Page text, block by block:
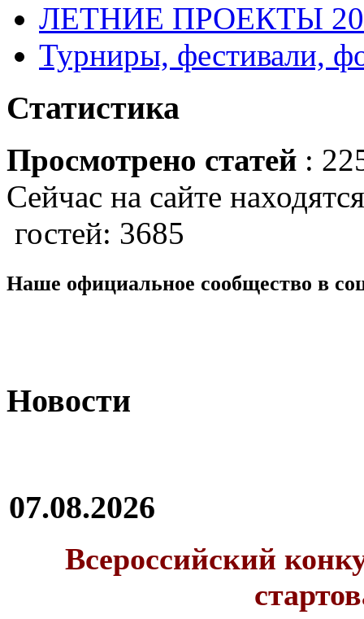
ЛЕТНИЕ ПРОЕКТЫ
Турниры, фестивали,
Статистика
Просмотрено статей :
Сейчас на сайте
гостей: 3685
Наше официальное сообщество в
Новости
07.08.2026
Всероссийский